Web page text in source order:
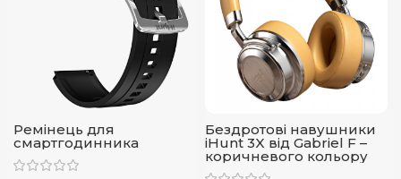
Ремінець для
смартгодинника
Бездротові навушники
iHunt 3X від Gabriel F –
коричневого кольору